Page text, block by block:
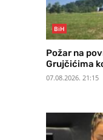
BiH
Požar na
Grujčićima
07.08.2026. 21:15